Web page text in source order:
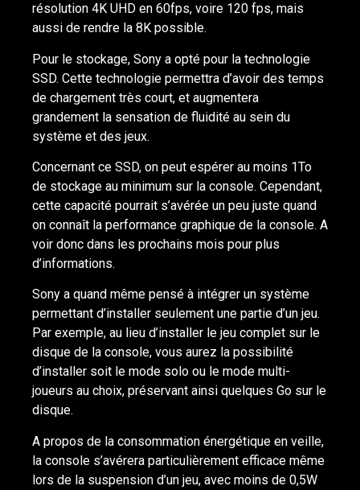
résolution 4K UHD en 60fps, voire 120 fps, mais
aussi de rendre la 8K possible.
Pour le stockage, Sony a opté pour la technologie
SSD. Cette technologie permettra d’avoir des temps
de chargement très court, et augmentera
grandement la sensation de fluidité au sein du
système et des jeux.
Concernant ce SSD, on peut espérer au moins 1To
de stockage au minimum sur la console. Cependant,
cette capacité pourrait s’avérée un peu juste quand
on connaît la performance graphique de la console. A
voir donc dans les prochains mois pour plus
d’informations.
Sony a quand même pensé à intégrer un système
permettant d’installer seulement une partie d’un jeu.
Par exemple, au lieu d’installer le jeu complet sur le
disque de la console, vous aurez la possibilité
d’installer soit le mode solo ou le mode multi-
joueurs au choix, préservant ainsi quelques Go sur le
disque.
A propos de la consommation énergétique en veille,
la console s’avérera particulièrement efficace même
lors de la suspension d’un jeu, avec moins de 0,5W